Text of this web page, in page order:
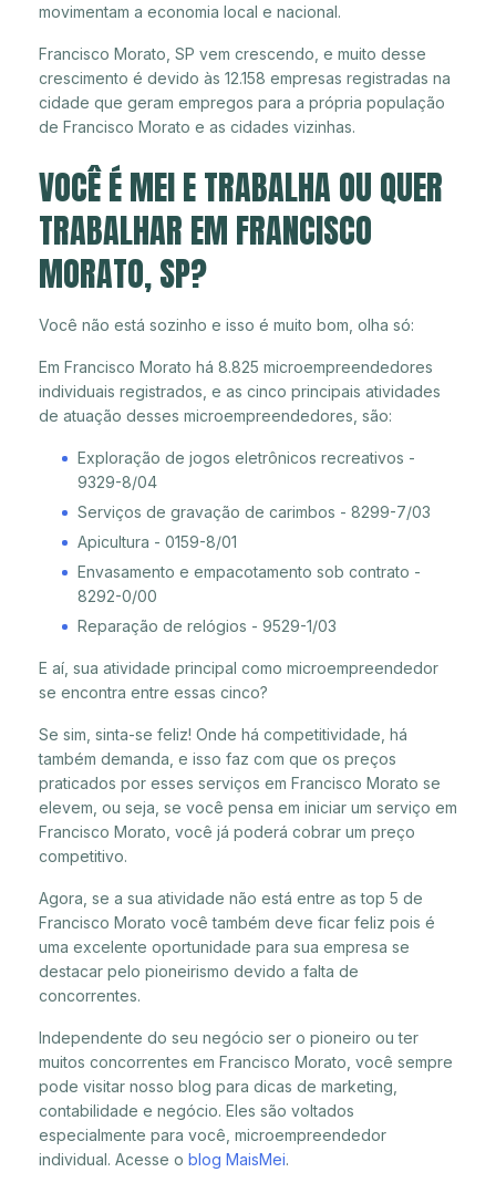
movimentam a economia local e nacional.
Francisco Morato, SP vem crescendo, e muito desse
crescimento é devido às 12.158 empresas registradas na
cidade que geram empregos para a própria população
de Francisco Morato e as cidades vizinhas.
VOCÊ É MEI E TRABALHA OU QUER
TRABALHAR EM FRANCISCO
MORATO, SP?
Você não está sozinho e isso é muito bom, olha só:
Em Francisco Morato há 8.825 microempreendedores
individuais registrados, e as cinco principais atividades
de atuação desses microempreendedores, são:
Exploração de jogos eletrônicos recreativos -
9329-8/04
Serviços de gravação de carimbos - 8299-7/03
Apicultura - 0159-8/01
Envasamento e empacotamento sob contrato -
8292-0/00
Reparação de relógios - 9529-1/03
E aí, sua atividade principal como microempreendedor
se encontra entre essas cinco?
Se sim, sinta-se feliz! Onde há competitividade, há
também demanda, e isso faz com que os preços
praticados por esses serviços em Francisco Morato se
elevem, ou seja, se você pensa em iniciar um serviço em
Francisco Morato, você já poderá cobrar um preço
competitivo.
Agora, se a sua atividade não está entre as top 5 de
Francisco Morato você também deve ficar feliz pois é
uma excelente oportunidade para sua empresa se
destacar pelo pioneirismo devido a falta de
concorrentes.
Independente do seu negócio ser o pioneiro ou ter
muitos concorrentes em Francisco Morato, você sempre
pode visitar nosso blog para dicas de marketing,
contabilidade e negócio. Eles são voltados
especialmente para você, microempreendedor
individual. Acesse o blog MaisMei.